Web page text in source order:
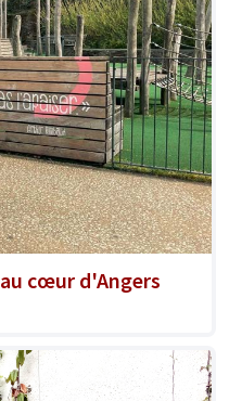
cœur d'Angers